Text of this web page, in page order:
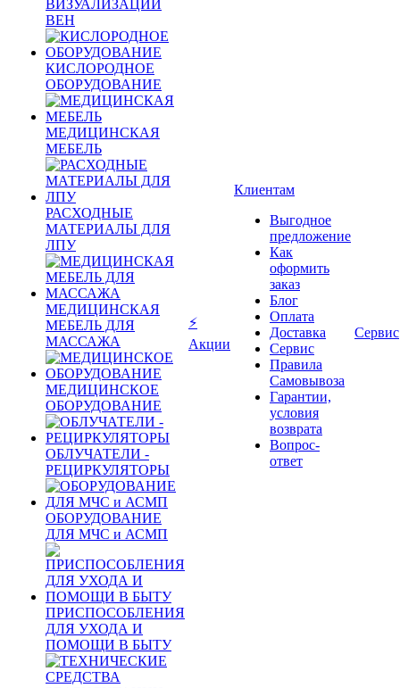
ВИЗУАЛИЗАЦИИ
ВЕН
КИСЛОРОДНОЕ
ОБОРУДОВАНИЕ
МЕДИЦИНСКАЯ
МЕБЕЛЬ
РАСХОДНЫЕ
МАТЕРИАЛЫ ДЛЯ
ЛПУ
МЕДИЦИНСКАЯ
МЕБЕЛЬ ДЛЯ
МАССАЖА
МЕДИЦИНСКОЕ
ОБОРУДОВАНИЕ
ОБЛУЧАТЕЛИ -
РЕЦИРКУЛЯТОРЫ
ОБОРУДОВАНИЕ
ДЛЯ МЧС и АСМП
ПРИСПОСОБЛЕНИЯ
ДЛЯ УХОДА И
ПОМОЩИ В БЫТУ
⚡
Акции
Клиентам
Выгодное
предложение
Как
оформить
заказ
Блог
Оплата
Доставка
Сервис
Правила
Самовывоза
Гарантии,
условия
возврата
Вопрос-
ответ
Сервис